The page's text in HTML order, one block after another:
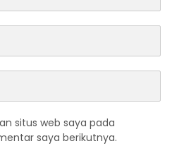
situs web saya pada
saya berikutnya.